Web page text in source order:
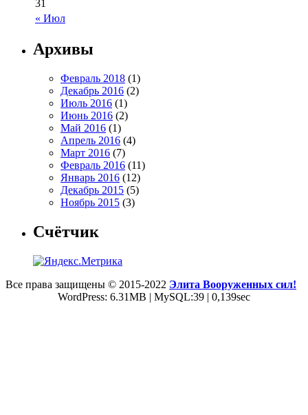
« Июл
31
Архивы
Февраль 2018 (1)
Декабрь 2016 (2)
Июль 2016 (1)
Июнь 2016 (2)
Май 2016 (1)
Апрель 2016 (4)
Март 2016 (7)
Февраль 2016 (11)
Январь 2016 (12)
Декабрь 2015 (5)
Ноябрь 2015 (3)
Счётчик
Все права защищены © 2015-2022 Элита Вооруженных сил!
WordPress: 6.31MB | MySQL:39 | 0,139sec